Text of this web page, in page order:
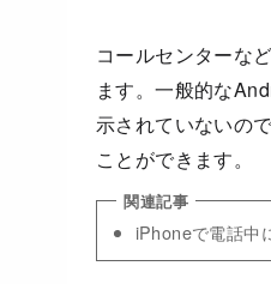
コールセンターな
ます。一般的な
示されていないの
ことができます。
iPhoneで電話中